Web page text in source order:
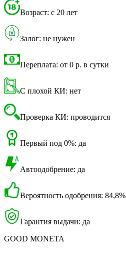
Возраст: с 20 лет
Залог: не нужен
Переплата: от 0 р. в сутки
С плохой КИ: нет
Проверка КИ: проводится
Первый под 0%: да
Автоодобрение: да
Вероятность одобрения: 84,8%
Гарантия выдачи: да
GOOD MONETA